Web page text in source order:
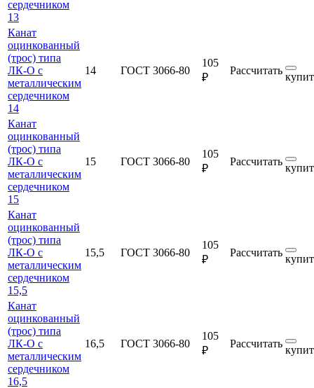
сердечником
13
Канат
оцинкованный
(трос) типа
ЛК-О с
металлическим
сердечником
14
14 ГОСТ 3066-80
105
₽
Рассчитать
Канат
оцинкованный
(трос) типа
ЛК-О с
металлическим
сердечником
15
15 ГОСТ 3066-80
105
₽
Рассчитать
Канат
оцинкованный
(трос) типа
ЛК-О с
металлическим
сердечником
15,5
15,5 ГОСТ 3066-80
105
₽
Рассчитать
Канат
оцинкованный
(трос) типа
ЛК-О с
металлическим
сердечником
16,5
16,5 ГОСТ 3066-80
105
₽
Рассчитать